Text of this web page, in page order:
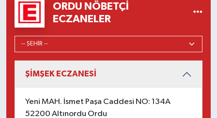
ORDU NÖBETÇI
ECZANELER
ŞİMŞEK ECZANESİ
Yeni MAH. İsmet Paşa Caddesi NO: 134A
52200 Altınordu Ordu